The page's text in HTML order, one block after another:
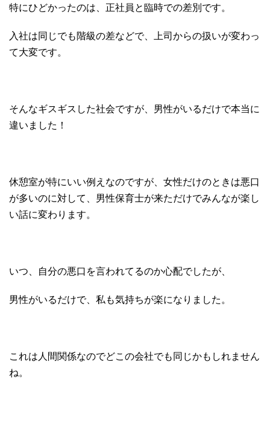
特にひどかったのは、正社員と臨時での差別です。
入社は同じでも階級の差などで、上司からの扱いが変わっ
て大変です。
そんなギスギスした社会ですが、男性がいるだけで本当に
違いました！
休憩室が特にいい例えなのですが、女性だけのときは悪口
が多いのに対して、男性保育士が来ただけでみんなが楽し
い話に変わります。
いつ、自分の悪口を言われてるのか心配でしたが、
男性がいるだけで、私も気持ちが楽になりました。
これは人間関係なのでどこの会社でも同じかもしれません
ね。